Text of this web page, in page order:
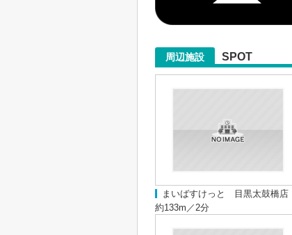
周辺施設 SPOT
まいばすけっと 目黒太鼓橋店
約133m／2分